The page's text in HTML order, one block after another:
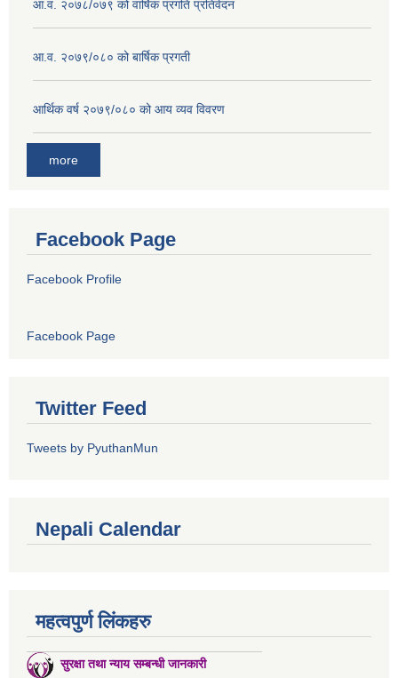
आ.व. २०७८/०७९ को वार्षिक प्रगति प्रतिवेदन
आ.व. २०७९/०८० को बार्षिक प्रगती
आर्थिक वर्ष २०७९/०८० को आय व्यव विवरण
more
Facebook Page
Facebook Profile
Facebook Page
Twitter Feed
Tweets by PyuthanMun
Nepali Calendar
महत्वपुर्ण लिंकहरु
सुरक्षा तथा न्याय सम्बन्धी जानकारी